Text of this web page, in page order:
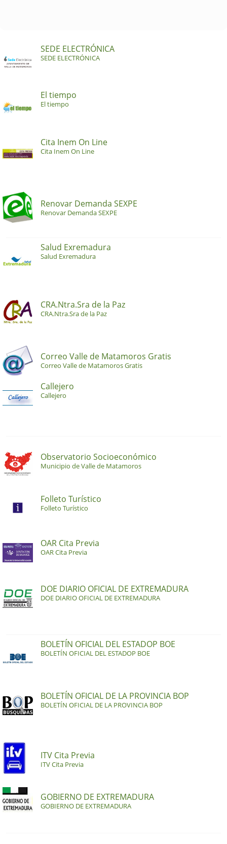
SEDE ELECTRÓNICA
SEDE ELECTRÓNICA
El tiempo
El tiempo
Cita Inem On Line
Cita Inem On Line
Renovar Demanda SEXPE
Renovar Demanda SEXPE
Salud Exremadura
Salud Exremadura
CRA.Ntra.Sra de la Paz
CRA.Ntra.Sra de la Paz
Correo Valle de Matamoros Gratis
Correo Valle de Matamoros Gratis
Callejero
Callejero
Observatorio Socioeconómico
Municipio de Valle de Matamoros
Folleto Turístico
Folleto Turístico
OAR Cita Previa
OAR Cita Previa
DOE DIARIO OFICIAL DE EXTREMADURA
DOE DIARIO OFICIAL DE EXTREMADURA
BOLETÍN OFICIAL DEL ESTADOP BOE
BOLETÍN OFICIAL DEL ESTADOP BOE
BOLETÍN OFICIAL DE LA PROVINCIA BOP
BOLETÍN OFICIAL DE LA PROVINCIA BOP
ITV Cita Previa
ITV Cita Previa
GOBIERNO DE EXTREMADURA
GOBIERNO DE EXTREMADURA